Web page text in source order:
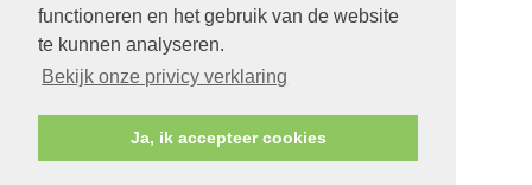
functioneren en het gebruik van de website
te kunnen analyseren.
Bekijk onze privicy verklaring
Ja, ik accepteer cookies
Bijbelschool